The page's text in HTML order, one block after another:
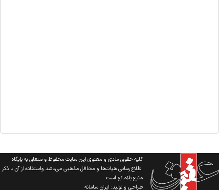
کلیه حقوق مادی و معنوی این سایت محفوظ و متعلق به پایگاه
اطلاع رسانی هیات‌ها و محافل مذهبی می‌باشد واستفاده از آن با ذکر
منبع بلامانع است.
طراحی و تولید:ایران سامانه